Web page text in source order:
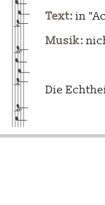
Text: in
Musik:
Die